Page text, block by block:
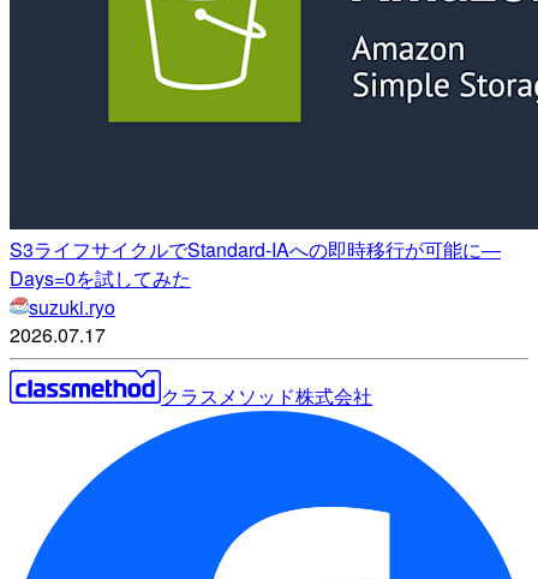
S3ライフサイクルでStandard-IAへの即時移行が可能に—
Days=0を試してみた
suzuki.ryo
2026.07.17
クラスメソッド株式会社